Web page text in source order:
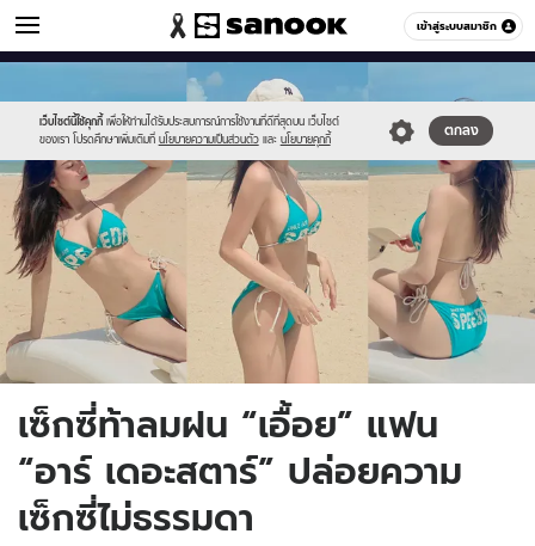
เข้าสู่ระบบสมาชิก
ผู้ชาย หมวดอื่นๆ
เว็บไซต์นี้ใช้คุกกี้ เพื่อให้ท่านได้รับประสบการณ์การใช้งานที่ดีที่สุดบน เว็บไซต์
ของเรา โปรดศึกษาเพิ่มเติมที่ นโยบายความเป็นส่วนตัว และ นโยบายคุกกี้
ตกลง
//s.isanook.com/sr/0/images/logo-
new-
sanook.png
//s.isanook.com/me/0/ud/15/79077/1212.jpg
เซ็กซี่ท้าลมฝน “เอื้อย” แฟน
“อาร์ เดอะสตาร์” ปล่อยความ
เซ็กซี่ไม่ธรรมดา